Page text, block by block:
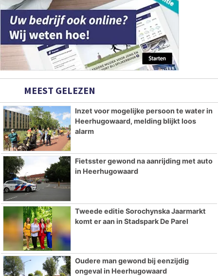
MEEST GELEZEN
Inzet voor mogelijke persoon te water in
Heerhugowaard, melding blijkt loos
alarm
Fietsster gewond na aanrijding met auto
in Heerhugowaard
Tweede editie Sorochynska Jaarmarkt
komt er aan in Stadspark De Parel
Oudere man gewond bij eenzijdig
ongeval in Heerhugowaard